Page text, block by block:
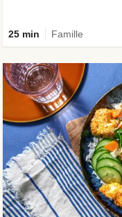
25 min Famille